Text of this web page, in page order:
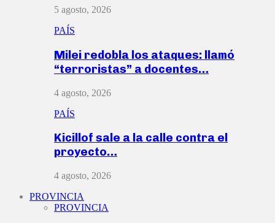
5 agosto, 2026
PAÍS
Milei redobla los ataques: llamó
“terroristas” a docentes…
4 agosto, 2026
PAÍS
Kicillof sale a la calle contra el
proyecto…
4 agosto, 2026
PROVINCIA
PROVINCIA